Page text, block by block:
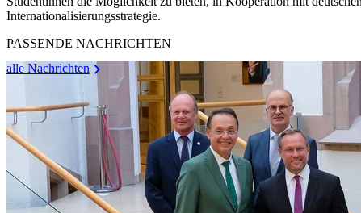
Internationalisierungsstrategie.
PASSENDE NACHRICHTEN
alle Nachrichten